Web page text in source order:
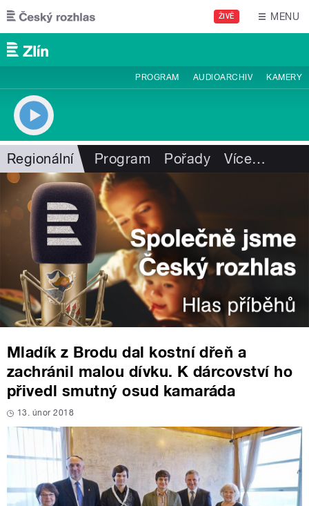
Přejít k hlavnímu obsahu
ŽIVĚ MENU
PROGRAM AUDIOARCHIV KAMERY
Regionální Program Pořady Více…
Mladík z Brodu dal kostní dřeň a
zachránil malou dívku. K dárcovství ho
přivedl smutný osud kamaráda
13. únor 2018